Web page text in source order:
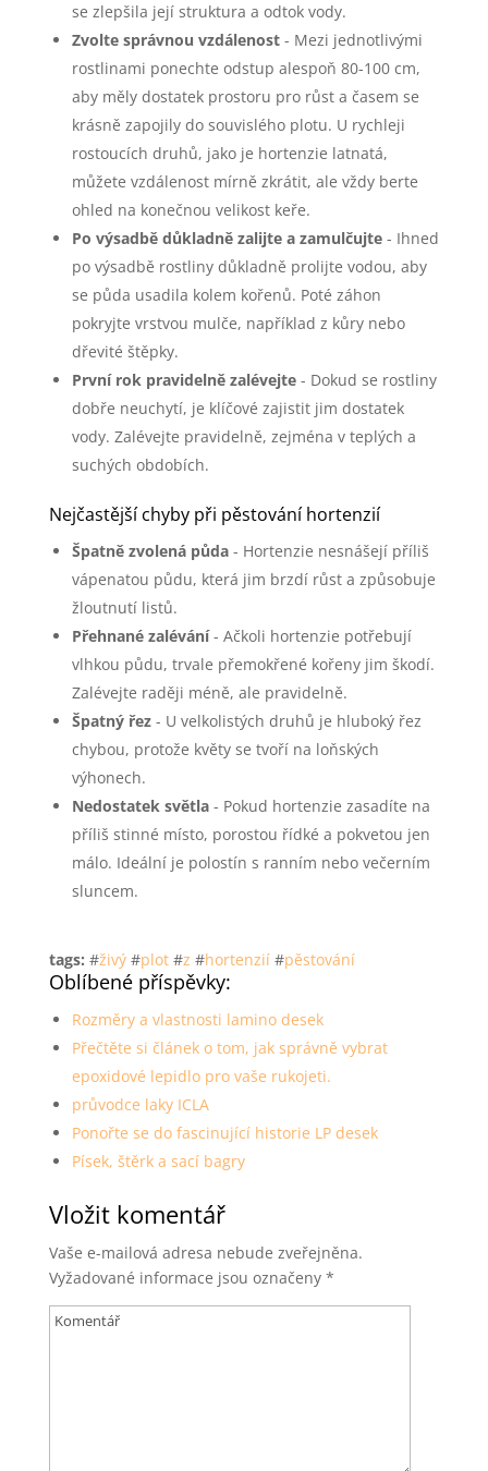
se zlepšila její struktura a odtok vody.
Zvolte správnou vzdálenost- Mezi jednotlivými
rostlinami ponechte odstup alespoň 80-100 cm,
aby měly dostatek prostoru pro růst a časem se
krásně zapojily do souvislého plotu. U rychleji
rostoucích druhů, jako je hortenzie latnatá,
můžete vzdálenost mírně zkrátit, ale vždy berte
ohled na konečnou velikost keře.
Po výsadbě důkladně zalijte a zamulčujte- Ihned
po výsadbě rostliny důkladně prolijte vodou, aby
se půda usadila kolem kořenů. Poté záhon
pokryjte vrstvou mulče, například z kůry nebo
dřevité štěpky.
První rok pravidelně zalévejte- Dokud se rostliny
dobře neuchytí, je klíčové zajistit jim dostatek
vody. Zalévejte pravidelně, zejména v teplých a
suchých obdobích.
Nejčastější chyby při pěstování hortenzií
Špatně zvolená půda- Hortenzie nesnášejí příliš
vápenatou půdu, která jim brzdí růst a způsobuje
žloutnutí listů.
Přehnané zalévání- Ačkoli hortenzie potřebují
vlhkou půdu, trvale přemokřené kořeny jim škodí.
Zalévejte raději méně, ale pravidelně.
Špatný řez- U velkolistých druhů je hluboký řez
chybou, protože květy se tvoří na loňských
výhonech.
Nedostatek světla- Pokud hortenzie zasadíte na
příliš stinné místo, porostou řídké a pokvetou jen
málo. Ideální je polostín s ranním nebo večerním
sluncem.
tags: #živý#plot#z #hortenzií#pěstování
Oblíbené příspěvky:
Rozměry a vlastnosti lamino desek
Přečtěte si článek o tom, jak správně vybrat
epoxidové lepidlo pro vaše rukojeti.
průvodce laky ICLA
Ponořte se do fascinující historie LP desek
Písek, štěrk a sací bagry
Vložit komentář
Vaše e-mailová adresa nebude zveřejněna.
Vyžadované informace jsou označeny *